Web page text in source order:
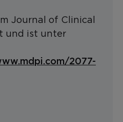
Journal of Clinical
und ist unter
2077-